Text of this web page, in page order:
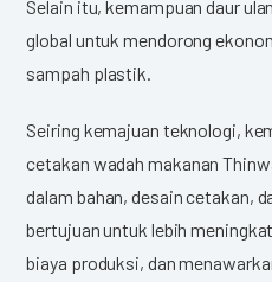
Selain itu, kemampuan daur
global untuk mendorong
sampah plastik.
Seiring kemajuan teknologi,
cetakan wadah makanan
dalam bahan, desain cetakan,
bertujuan untuk lebih
biaya produksi, dan